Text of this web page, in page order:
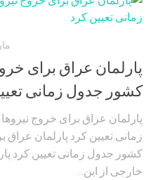
پارلمان عراق برای
کشور جدول زمانی
پارلمان عراق برای خروج
زمانی تعیین کرد پارلمان
کشور جدول زمانی تعیین کرد
خارجی از این...